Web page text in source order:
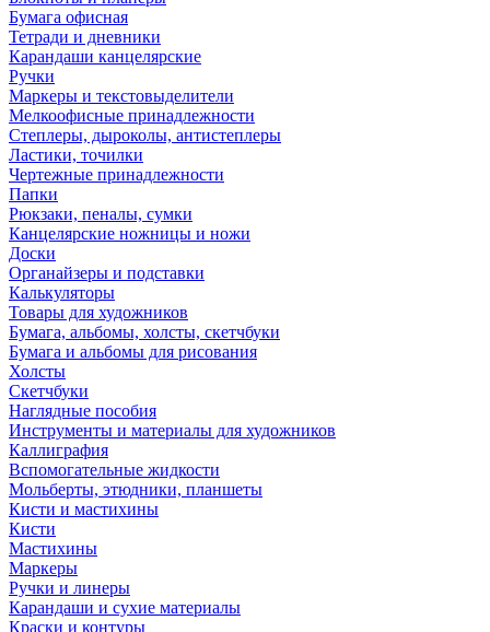
Бумага офисная
Тетради и дневники
Карандаши канцелярские
Ручки
Маркеры и текстовыделители
Мелкоофисные принадлежности
Степлеры, дыроколы, антистеплеры
Ластики, точилки
Чертежные принадлежности
Папки
Рюкзаки, пеналы, сумки
Канцелярские ножницы и ножи
Доски
Органайзеры и подставки
Калькуляторы
Товары для художников
Бумага, альбомы, холсты, скетчбуки
Бумага и альбомы для рисования
Холсты
Скетчбуки
Наглядные пособия
Инструменты и материалы для художников
Каллиграфия
Вспомогательные жидкости
Мольберты, этюдники, планшеты
Кисти и мастихины
Кисти
Мастихины
Маркеры
Ручки и линеры
Карандаши и сухие материалы
Краски и контуры